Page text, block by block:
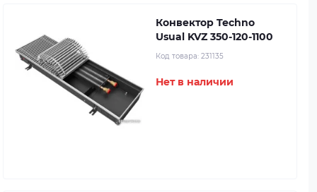
Конвектор Techno
Usual KVZ 350-120-1100
Код товара: 231135
Нет в наличии